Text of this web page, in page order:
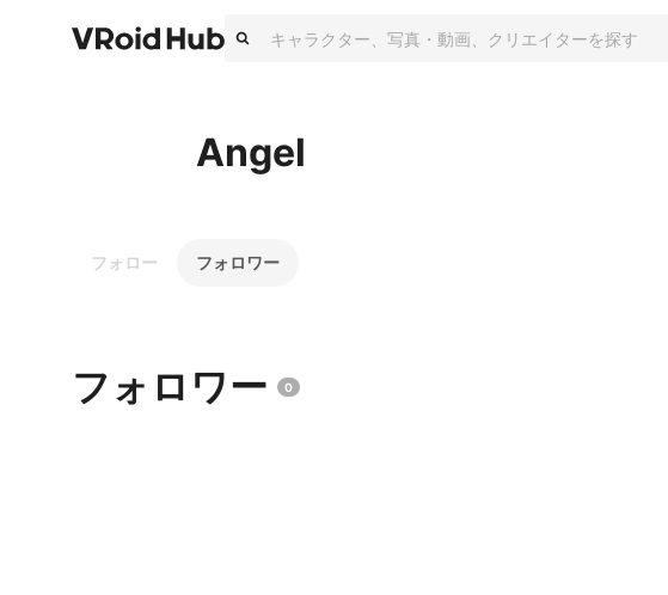
Angel
フォロー フォロワー
フォロワー 0